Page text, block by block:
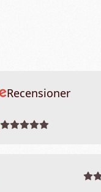
Recensioner